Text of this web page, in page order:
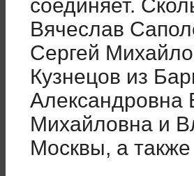
соединяет.
Вячеслав
Сергей
Кузнецов из
Александровна
Михайловна и
Москвы, а